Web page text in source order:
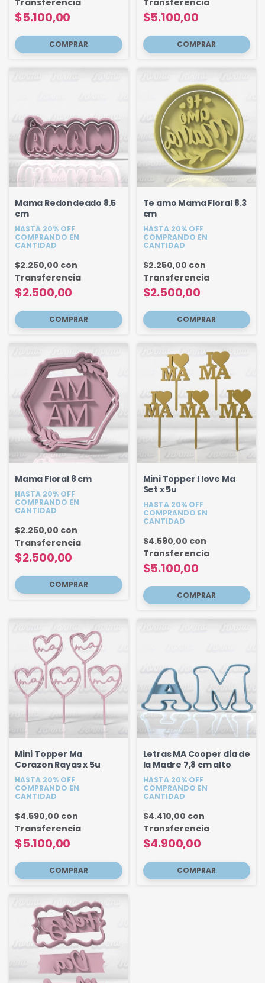
$5.100,00 $5.100,00
Mama Redondeado 8.5
cm
HASTA 20% OFF
COMPRANDO EN
CANTIDAD
$2.500,00
$2.250,00 con
Transferencia
Te amo Mama Floral 8.3
cm
HASTA 20% OFF
COMPRANDO EN
CANTIDAD
$2.500,00
$2.250,00 con
Transferencia
Mama Floral 8 cm
HASTA 20% OFF
COMPRANDO EN
CANTIDAD
$2.500,00
$2.250,00 con
Transferencia
Mini Topper I love Ma
Set x 5u
HASTA 20% OFF
COMPRANDO EN
CANTIDAD
$5.100,00
$4.590,00 con
Transferencia
Mini Topper Ma
Corazon Rayas x 5u
HASTA 20% OFF
COMPRANDO EN
CANTIDAD
$5.100,00
$4.590,00 con
Transferencia
Letras MA Cooper dia de
la Madre 7,8 cm alto
HASTA 20% OFF
COMPRANDO EN
CANTIDAD
$4.900,00
$4.410,00 con
Transferencia